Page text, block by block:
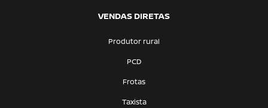
VENDAS DIRETAS
Produtor rural
PCD
Frotas
Taxista